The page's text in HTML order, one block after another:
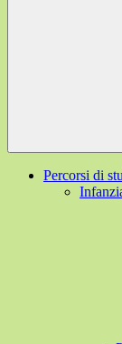
Percorsi di